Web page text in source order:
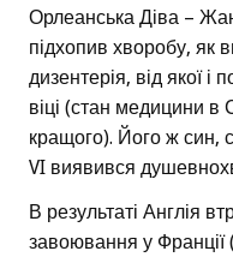
Орлеанська Діва –
підхопив хворобу, як
дизентерія, від якої
віці (стан медицини в
кращого). Його ж син,
VI виявився
В результаті Англія
завоювання у Франції